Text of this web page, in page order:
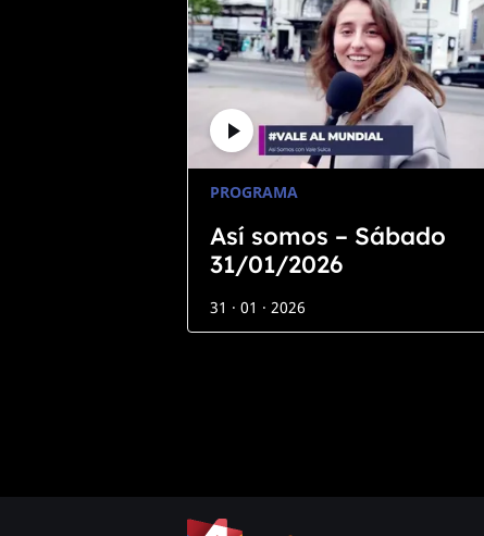
PROGRAMA
Así somos – Sábado
31/01/2026
31 · 01 · 2026